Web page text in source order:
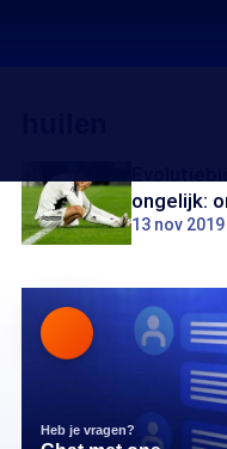
ongelijk:
13 nov 2019
Heb je vragen?